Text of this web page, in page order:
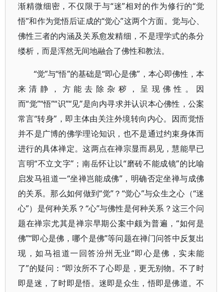
渐精微细密，不仅限于与“迷”相对的作为修行的“觉
悟”和作为觉悟后证成的“觉心”这两个方面。觉与心、
佛性三者的内涵及关系愈发精细，不是理学式的条分
缕析，而是浑然无间地融合了佛性和教法。
“觉”与“悟”的基础是“即心是佛”，本心即佛性，本
来清静，方能去除杂秽，呈现佛性。因
而“觉”“悟”“识”“见”是向内寻求并认识本心佛性，公案
常言“转身”，即主体由关注外境转向内心。因而觉悟
并不是广博的佛学理论知识，也不是通过约束身体而
进行的具体禅定。这两点在禅宗显而易见，慧能早已
言明“不立文字”；南岳怀让以“磨砖不能成镜”的比喻
启发马祖道一“坐禅岂能成佛”，明确否定坐禅与成佛
的关系。那么如何做到“觉”？“觉心”与众生之心（“迷
心”）是何种关系？“心”与佛性是何种关系？这三个问
题在禅宗尤其是禅宗早期公案中颇为普遍，“如何是
佛”“即心是佛，哪个是佛”等问题在禅门问答中反复出
现，如马祖道一回答汾州无业“即心是佛，实未能
了”的疑问：“即汝所不了心即是，更无别物。不了时
即是迷，了时即是悟。迷即是众生，悟即是佛道。不